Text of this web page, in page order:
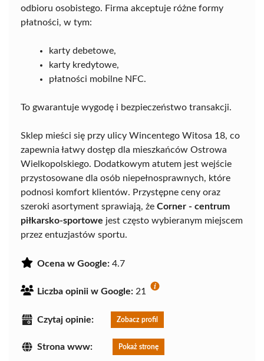
odbioru osobistego. Firma akceptuje różne formy
płatności, w tym:
karty debetowe,
karty kredytowe,
płatności mobilne NFC.
To gwarantuje wygodę i bezpieczeństwo transakcji.
Sklep mieści się przy ulicy Wincentego Witosa 18, co
zapewnia łatwy dostęp dla mieszkańców Ostrowa
Wielkopolskiego. Dodatkowym atutem jest wejście
przystosowane dla osób niepełnosprawnych, które
podnosi komfort klientów. Przystępne ceny oraz
szeroki asortyment sprawiają, że Corner - centrum
piłkarsko-sportowe jest często wybieranym miejscem
przez entuzjastów sportu.
Ocena w Google: 4.7
Liczba opinii w Google: 21
Czytaj opinie: Zobacz profil
Strona www: Pokaż stronę